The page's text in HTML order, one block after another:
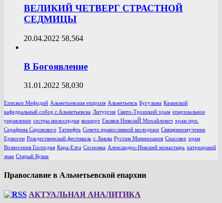
ВЕЛИКИЙ ЧЕТВЕРГ СТРАСТНОЙ
СЕДМИЦЫ
20.04.2022 58,564
В Богоявление
31.01.2022 58,030
Епископ Мефодий Альметьевская епархия Альметьевск Бугульма Казанский
кафедральный собор г.Альметьевска Литургия Свято-Троицкий храм епархиальное
управление сестры милосердия концерт Глазков НиколаЙ Михайлович храм прп.
Серафима Саровского Татнефть Совета православной молодежи Священномученик
Ермоген Рождественский фестиваль г. Бавлы Рустам Минниханов Спасское храм
Вознесения Господня Кара-Елга Сосновка Александро-Невский монастырь патриарший
знак Старый Кувак
Православие в Альметьевской епархии
АКТУАЛЬНАЯ АНАЛИТИКА